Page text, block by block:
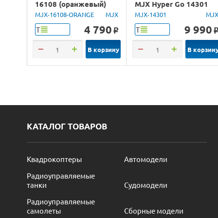
16108 (оранжевый)
4WD 2.4G LED 1/16
RTR
MJX-16108-ORANGE MJX
Т 4 790 o
В корзину
MJX Hyper Go 14301
Brushless 4WD 2.4G
LED 1/14 RTR
MJX-14301 MJX
Т 9 990 o
В
КАТАЛОГ ТОВАРОВ
Квадрокоптеры
Автомодели
Радиоуправляемые
танки
Судомодели
Радиоуправляемые
самолеты
Сборные модели